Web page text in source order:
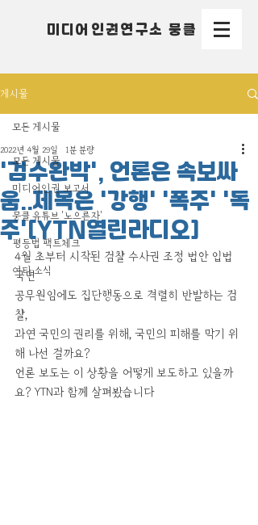
미디어인권연구소 뭉클
게시물
모든 게시물
미디어인권 보고서
뭉클 유튜브 '노으른자'
평등법 팩트체크
여타 소식
모든 게시물
'검수완박', 언론은 속보싸
움..제목은 '강행' '폭주' '독
주'[YTN열린라디오]
2022년 4월 29일 1분 분량
4월 초부터 시작된 검찰 수사권 조정 법안 입법
국면
공무원임에도 집단행동으로 격렬히 반발하는 검
찰,
과연 국민의 권리를 위해, 국민의 피해를 막기 위
해 나선 걸까요?
언론 보도는 이 상황을 어떻게 보도하고 있을까
요? YTN과 함께 살펴봤습니다